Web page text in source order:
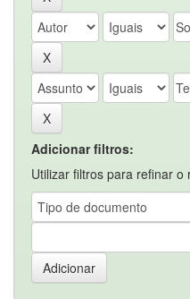
Adicionar filtros:
Utilizar filtros para refinar o